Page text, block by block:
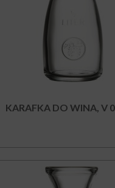
KARAFKA DO WINA, V